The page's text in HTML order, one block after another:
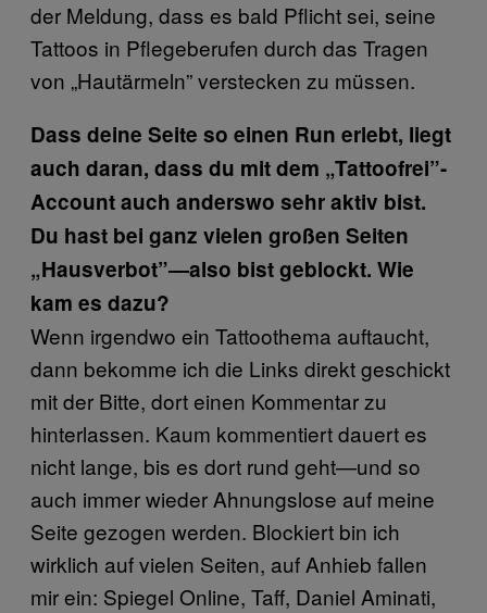
der Meldung, dass es bald Pflicht sei, seine
Tattoos in Pflegeberufen durch das Tragen
von „Hautärmeln” verstecken zu müssen.
Dass deine Seite so einen Run erlebt, liegt
auch daran, dass du mit dem „Tattoofrei”-
Account auch anderswo sehr aktiv bist.
Du hast bei ganz vielen großen Seiten
„Hausverbot”—also bist geblockt. Wie
kam es dazu?
Wenn irgendwo ein Tattoothema auftaucht,
dann bekomme ich die Links direkt geschickt
mit der Bitte, dort einen Kommentar zu
hinterlassen. Kaum kommentiert dauert es
nicht lange, bis es dort rund geht—und so
auch immer wieder Ahnungslose auf meine
Seite gezogen werden. Blockiert bin ich
wirklich auf vielen Seiten, auf Anhieb fallen
mir ein: Spiegel Online, Taff, Daniel Aminati,